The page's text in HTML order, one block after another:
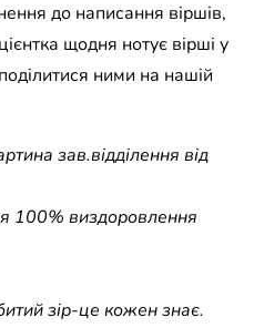
до написання віршів,
щодня нотує вірші у
ними на нашій
зав.відділення від
100% виздоровлення
зір-це кожен знає.